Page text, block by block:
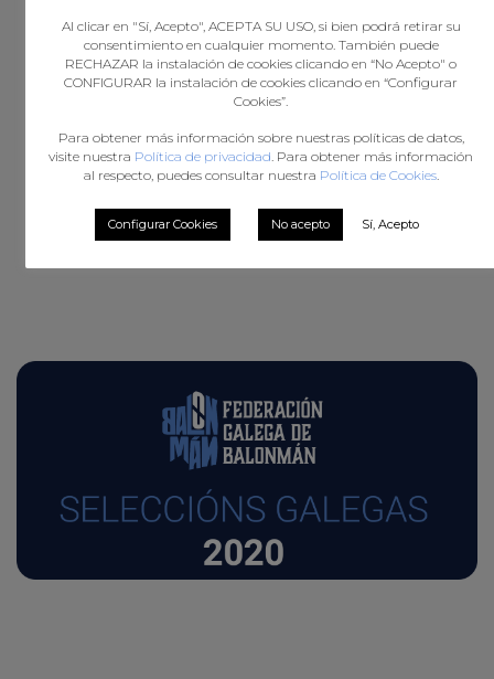
Al clicar en "Sí, Acepto", ACEPTA SU USO, si bien podrá retirar su
consentimiento en cualquier momento. También puede
RECHAZAR la instalación de cookies clicando en “No Acepto" o
CONFIGURAR la instalación de cookies clicando en “Configurar
Cookies”.
Para obtener más información sobre nuestras políticas de datos,
visite nuestra Política de privacidad. Para obtener más información
al respecto, puedes consultar nuestra Política de Cookies.
Configurar Cookies No acepto Sí, Acepto